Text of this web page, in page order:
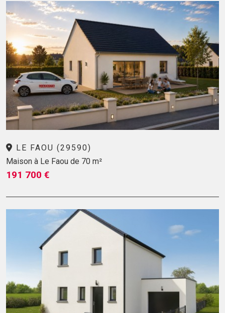
LE FAOU (29590)
Maison à Le Faou de 70 m²
191 700 €